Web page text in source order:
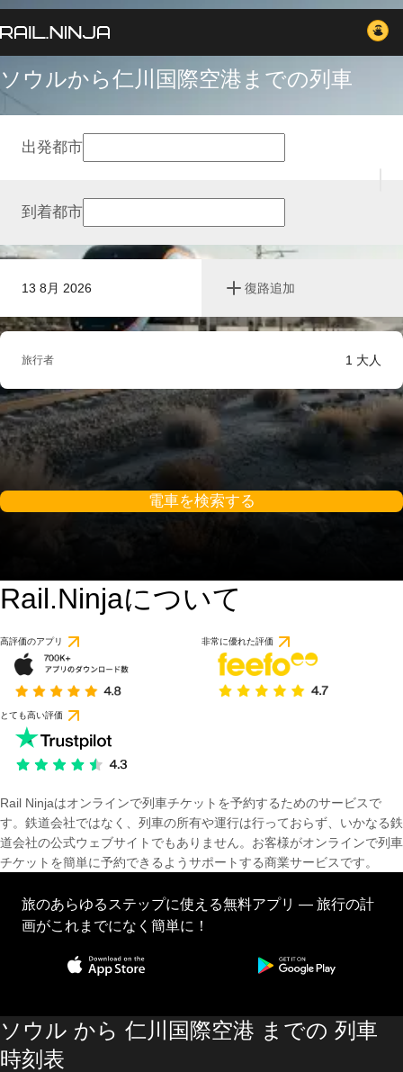
ソウルから仁川国際空港までの列車
13 8月 2026 復路追加
出発都市
到着都市
旅行者 1 大人
電車を検索する
Rail.Ninjaについて
高評価のアプリ 非常に優れた評価
とても高い評価
Rail Ninjaはオンラインで列車チケットを予約するためのサービスで
す。鉄道会社ではなく、列車の所有や運行は行っておらず、いかなる鉄
道会社の公式ウェブサイトでもありません。お客様がオンラインで列車
チケットを簡単に予約できるようサポートする商業サービスです。
旅のあらゆるステップに使える無料アプリ — 旅行の計
画がこれまでになく簡単に！
ソウル から 仁川国際空港 までの 列車
時刻表
1 件のレビューに基づ